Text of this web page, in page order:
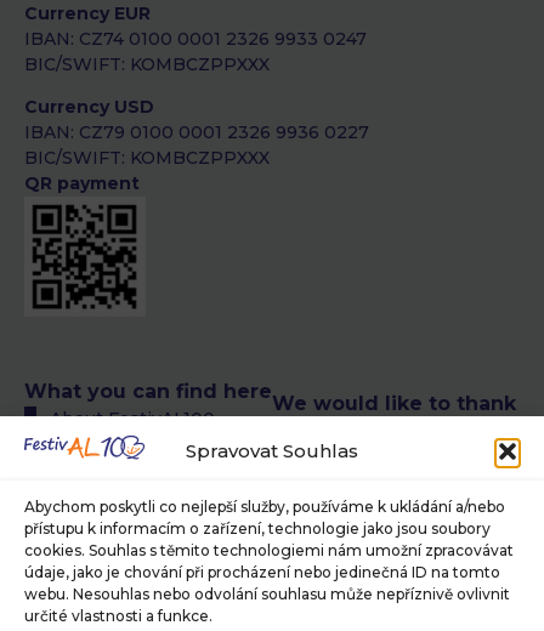
Spravovat Souhlas
Abychom poskytli co nejlepší služby, používáme k ukládání a/nebo
přístupu k informacím o zařízení, technologie jako jsou soubory
cookies. Souhlas s těmito technologiemi nám umožní zpracovávat
údaje, jako je chování při procházení nebo jedinečná ID na tomto
webu. Nesouhlas nebo odvolání souhlasu může nepříznivě ovlivnit
určité vlastnosti a funkce.
Currency EUR
IBAN: CZ74 0100 0001 2326 9933 0247
BIC/SWIFT: KOMBCZPPXXX
Currency USD
IBAN: CZ79 0100 0001 2326 9936 0227
BIC/SWIFT: KOMBCZPPXXX
QR payment
What you can find here
About FestivAL100
All FestivAL100 events
FestivAL100 events
calendar in CR
FestivAL100 events
calendar abroad
About our team
We would like to thank
the following authors
of photographs
Museum of Photography
and Modern Visual Media in
Jindřichův Hradec, ©
Jaroslav Brabec, © Alan